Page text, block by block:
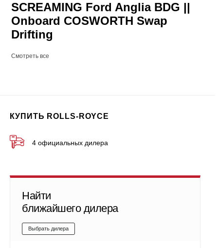
SCREAMING Ford Anglia BDG ||
Onboard COSWORTH Swap
Drifting
Смотреть все
КУПИТЬ ROLLS-ROYCE
4 официальных дилера
Найти
ближайшего дилера
Выбрать дилера